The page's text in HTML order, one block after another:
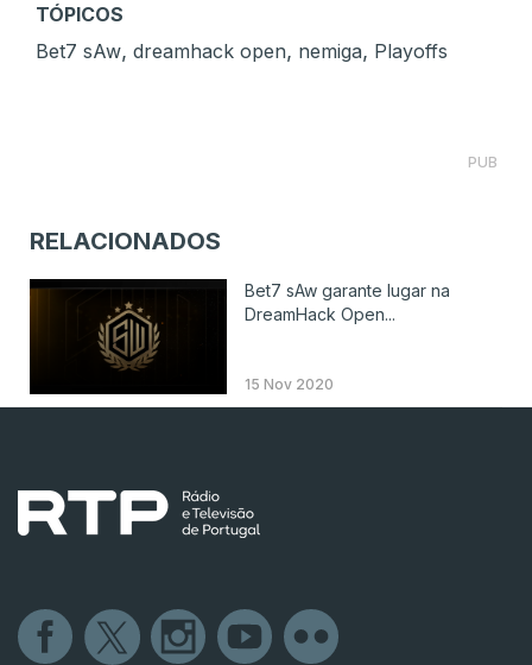
TÓPICOS
Bet7 sAw, dreamhack open, nemiga, Playoffs
PUB
RELACIONADOS
Bet7 sAw garante lugar na
DreamHack Open...
15 Nov 2020